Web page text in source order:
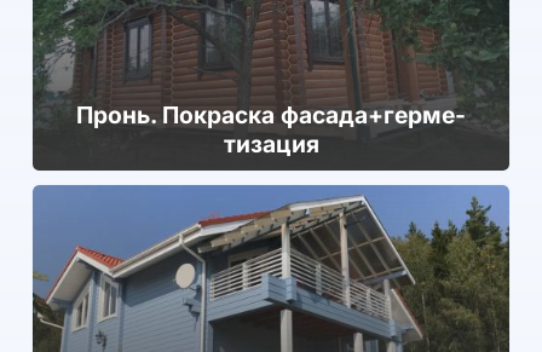
Пронь. Покраска фа­сада+гер­ме­
тиза­ция